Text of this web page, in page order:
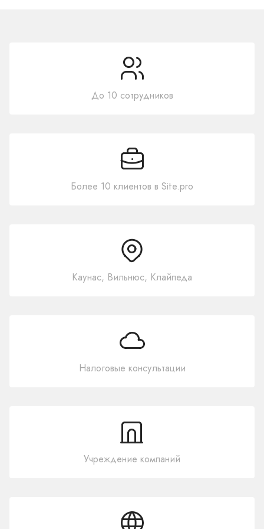
До 10 сотрудников
Более 10 клиентов в Site.pro
Каунас, Вильнюс, Клайпеда
Налоговые консультации
Учреждение компаний